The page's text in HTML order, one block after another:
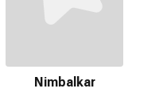
Nimbalkar